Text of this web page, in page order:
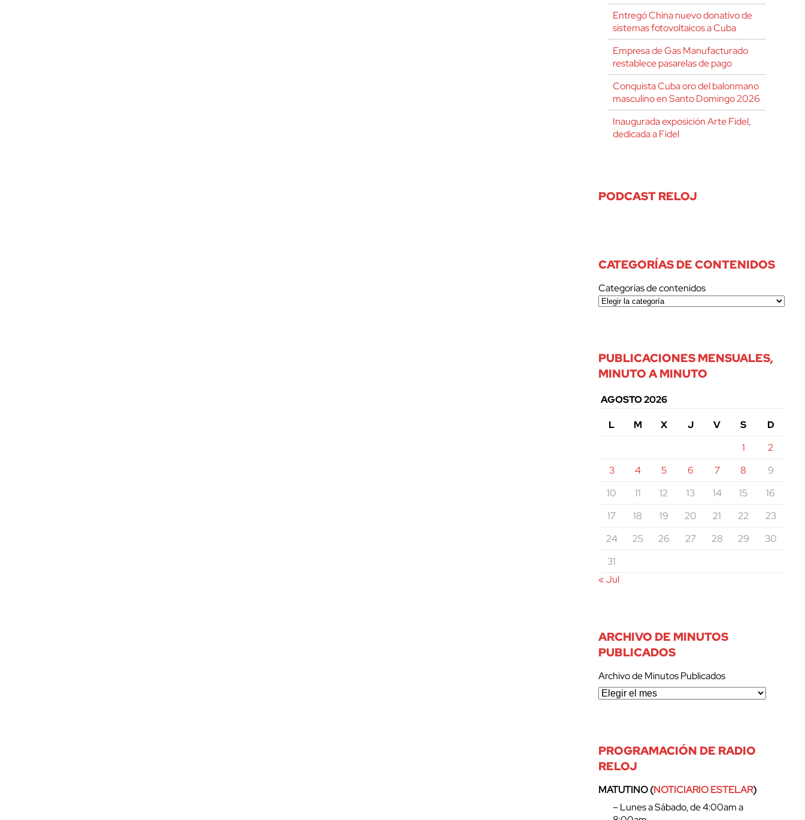
Entregó China nuevo donativo de
sistemas fotovoltaicos a Cuba
Empresa de Gas Manufacturado
restablece pasarelas de pago
Conquista Cuba oro del balonmano
masculino en Santo Domingo 2026
Inaugurada exposición Arte Fidel,
dedicada a Fidel
PODCAST RELOJ
CATEGORÍAS DE CONTENIDOS
Categorías de contenidos
PUBLICACIONES MENSUALES,
MINUTO A MINUTO
AGOSTO 2026
L
M X J V S
D
1
2
3
4 5 6 7 8
9
10
11 12 13 14 15
16
17
18 19 20 21 22
23
24
25 26 27 28 29
30
31
« Jul
ARCHIVO DE MINUTOS
PUBLICADOS
Archivo de Minutos Publicados
PROGRAMACIÓN DE RADIO
RELOJ
MATUTINO (NOTICIARIO ESTELAR)
– Lunes a Sábado, de 4:00am a